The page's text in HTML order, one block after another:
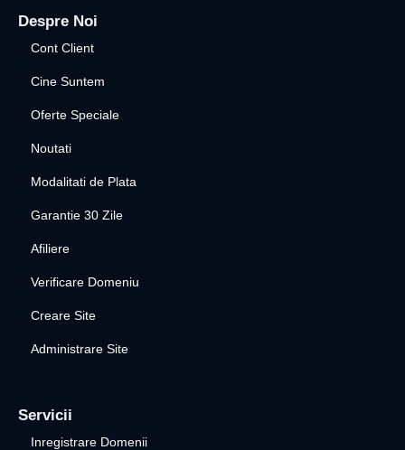
Despre Noi
Cont Client
Cine Suntem
Oferte Speciale
Noutati
Modalitati de Plata
Garantie 30 Zile
Afiliere
Verificare Domeniu
Creare Site
Administrare Site
Servicii
Inregistrare Domenii